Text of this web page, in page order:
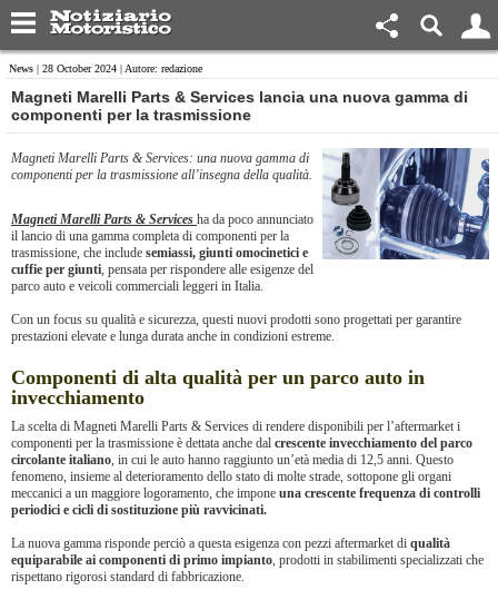
News | 28 October 2024 | Autore: redazione
Magneti Marelli Parts & Services lancia una nuova gamma di
componenti per la trasmissione
Magneti Marelli Parts & Services: una nuova gamma di
componenti per la trasmissione all’insegna della qualità.
Magneti Marelli Parts & Services ha da poco annunciato
il lancio di una gamma completa di componenti per la
trasmissione, che include semiassi, giunti omocinetici e
cuffie per giunti, pensata per rispondere alle esigenze del
parco auto e veicoli commerciali leggeri in Italia.
Con un focus su qualità e sicurezza, questi nuovi prodotti sono progettati per garantire
prestazioni elevate e lunga durata anche in condizioni estreme.
Componenti di alta qualità per un parco auto in
invecchiamento
La scelta di Magneti Marelli Parts & Services di rendere disponibili per l’aftermarket i
componenti per la trasmissione è dettata anche dal crescente invecchiamento del parco
circolante italiano, in cui le auto hanno raggiunto un’età media di 12,5 anni. Questo
fenomeno, insieme al deterioramento dello stato di molte strade, sottopone gli organi
meccanici a un maggiore logoramento, che impone una crescente frequenza di controlli
periodici e cicli di sostituzione più ravvicinati.
La nuova gamma risponde perciò a questa esigenza con pezzi aftermarket di qualità
equiparabile ai componenti di primo impianto, prodotti in stabilimenti specializzati che
rispettano rigorosi standard di fabbricazione.